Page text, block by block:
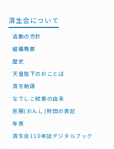
済生会について
活動の方針
組織概要
歴史
天皇陛下のおことば
済生勅語
なでしこ紋章の由来
恩賜(おんし)財団の表記
年表
済生会110年誌デジタルブック